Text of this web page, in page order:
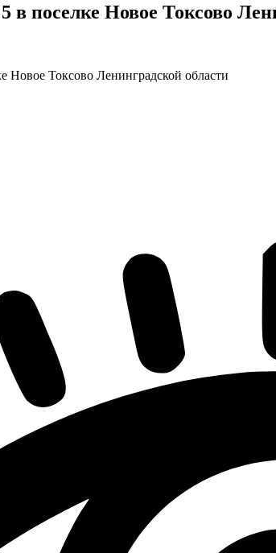
поселке Новое Токсово
Новое Токсово Ленинградской области